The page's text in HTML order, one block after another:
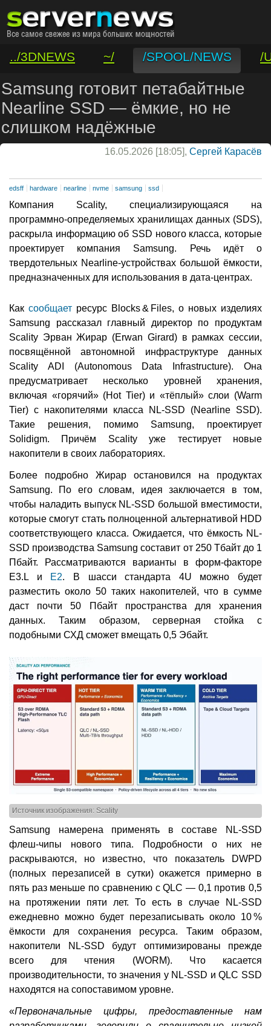
../3DNEWS ~/ /SPOOL/NEWS
/
/VAR/CONTACT
Samsung готовит петабайтные
Nearline SSD — ёмкие, но не
слишком надёжные
16.05.2026 [18:05], Сергей Карасёв
edsff hardware nearline nvme samsung ssd
Компания Scality, специализирующаяся на
программно-определяемых хранилищах данных (SDS),
раскрыла информацию об SSD нового класса, которые
проектирует компания Samsung. Речь идёт о
твердотельных Nearline-устройствах большой ёмкости,
предназначенных для использования в дата-центрах.
Как сообщает ресурс Blocks & Files, о новых изделиях
Samsung рассказал главный директор по продуктам
Scality Эрван Жирар (Erwan Girard) в рамках сессии,
посвящённой автономной инфраструктуре данных
Scality ADI (Autonomous Data Infrastructure). Она
предусматривает несколько уровней хранения,
включая «горячий» (Hot Tier) и «тёплый» слои (Warm
Tier) с накопителями класса NL-SSD (Nearline SSD).
Такие решения, помимо Samsung, проектирует
Solidigm. Причём Scality уже тестирует новые
накопители в своих лабораториях.
Более подробно Жирар остановился на продуктах
Samsung. По его словам, идея заключается в том,
чтобы наладить выпуск NL-SSD большой вместимости,
которые смогут стать полноценной альтернативой HDD
соответствующего класса. Ожидается, что ёмкость NL-
SSD производства Samsung составит от 250 Тбайт до 1
Пбайт. Рассматриваются варианты в форм-факторе
E3.L и
E2. В шасси стандарта 4U можно будет
разместить около 50 таких накопителей, что в сумме
даст почти 50 Пбайт пространства для хранения
данных. Таким образом, серверная стойка с
подобными СХД сможет вмещать 0,5 Эбайт.
Источник изображения: Scality
Samsung намерена применять в составе NL-SSD
флеш-чипы нового типа. Подробности о них не
раскрываются, но известно, что показатель DWPD
(полных перезаписей в сутки) окажется примерно в
пять раз меньше по сравнению с QLC — 0,1 против 0,5
на протяжении пяти лет. То есть в случае NL-SSD
ежедневно можно будет перезаписывать около 10 %
ёмкости для сохранения ресурса. Таким образом,
накопители NL-SSD будут оптимизированы прежде
всего для чтения (WORM). Что касается
производительности, то значения у NL-SSD и QLC SSD
находятся на сопоставимом уровне.
«Первоначальные цифры, предоставленные нам